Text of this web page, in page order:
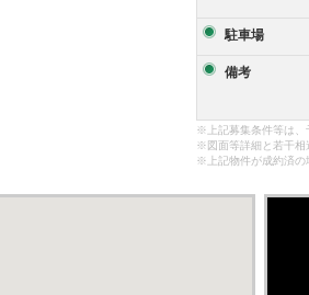
駐車場
備考
※上記募集条件等は、
※図面等詳細と若干相
※上記物件が成約済の